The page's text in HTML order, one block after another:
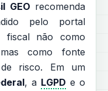
GEO recomenda
pelo portal
fiscal não como
como fonte
de risco. Em um
, a LGPD e o